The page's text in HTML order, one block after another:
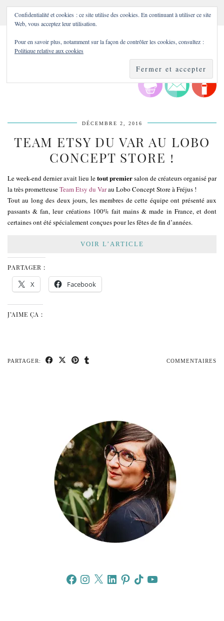
DÉCEMBRE 2, 2016
TEAM ETSY DU VAR AU LOBO
CONCEPT STORE !
Le week-end dernier avait lieu letout premiersalon de créateurs organisé par
la très prometteuseTeam Etsy du Varau Lobo Concept Store à Fréjus !
Tout au long des deux jours, les membres de cette équipe ont présenté aux
passants & fan, leur créations 100% fait mains & made in France, et dont
certaines ont été spécialement conçues pour les fêtes de fin d’années.
VOIR L’ARTICLE
PARTAGER :
X Facebook
J’AIME ÇA :
PARTAGER: COMMENTAIRES
FacebookInstagram
X LinkedInPinterestTikTokYouTube
Confidentialité et cookies : ce site utilise des cookies. En continuant à utiliser ce site
Web, vous acceptez leur utilisation.
Pour en savoir plus, notamment sur la façon de contrôler les cookies, consultez :
Politique relative aux cookies